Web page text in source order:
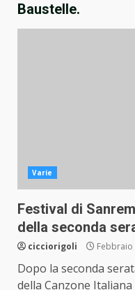
Baustelle.
Varie
Festival di
della seconda
cicciorigoli Febbraio
Dopo la seconda
della Canzone